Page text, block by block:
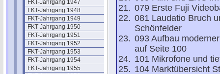
FKT-Jahrgang 1947
FKT-Jahrgang 1948
FKT-Jahrgang 1949
FKT-Jahrgang 1950
FKT-Jahrgang 1951
FKT-Jahrgang 1952
FKT-Jahrgang 1953
FKT-Jahrgang 1954
FKT-Jahrgang 1955
079 Erste Fuji
081 Laudatio Bruch
Schönfelder
093 Aufbau
auf Seite 100
101 Mikrofone und
104 Marktübersicht